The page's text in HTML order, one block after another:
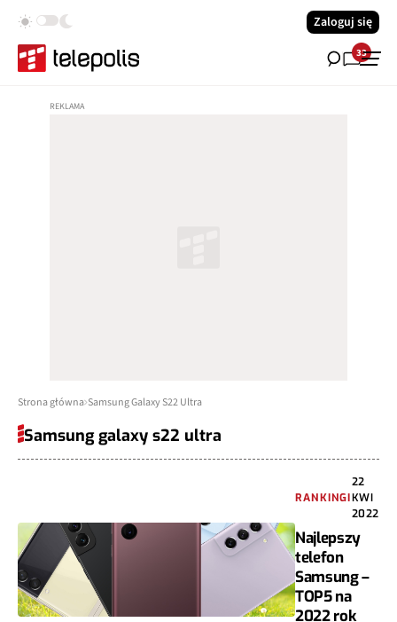
Zaloguj się
33
Strona główna Samsung Galaxy S22 Ultra
Samsung galaxy s22 ultra
RANKINGI
22
KWI
2022
Najlepszy
telefon
Samsung –
TOP5 na
2022 rok